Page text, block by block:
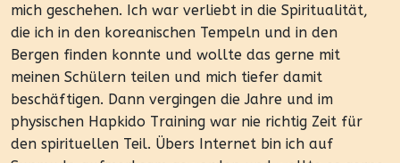
mich geschehen. Ich war verliebt in die Spiritualität,
die ich in den koreanischen Tempeln und in den
Bergen finden konnte und wollte das gerne mit
meinen Schülern teilen und mich tiefer damit
beschäftigen. Dann vergingen die Jahre und im
physischen Hapkido Training war nie richtig Zeit für
den spirituellen Teil. Übers Internet bin ich auf